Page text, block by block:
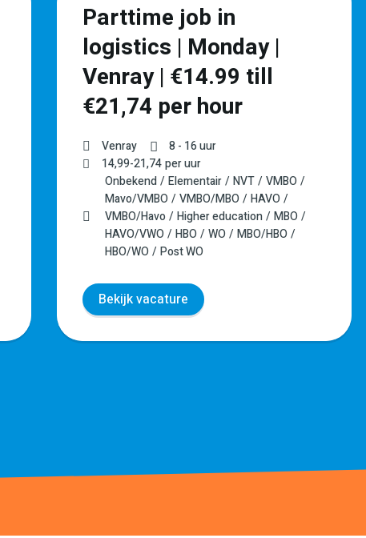
Parttime job in
logistics | Monday |
Venray | €14.99 till
€21,74 per hour
Venray
8 - 16 uur
14,99-21,74per uur
Onbekend
Elementair NVT
VMBO
Mavo/VMBO
VMBO/MBO
HAVO
VMBO/Havo
Higher education
MBO
HAVO/VWO
HBO WO
MBO/HBO
HBO/WO
Post WO
Bekijk vacature